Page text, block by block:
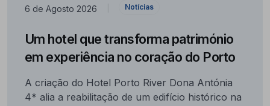
6 de Agosto 2026 Notícias
Um hotel que transforma património
em experiência no coração do Porto
A criação do Hotel Porto River Dona Antónia
4* alia a reabilitação de um edifício histórico na